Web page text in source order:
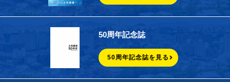
50周年記念誌
50周年記念誌を見る